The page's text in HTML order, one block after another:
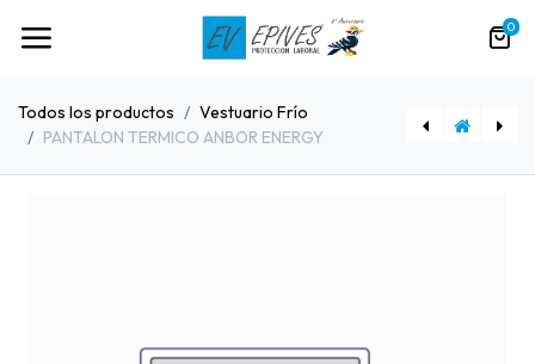
0
Todos los productos
Vestuario Frío
PANTALON TERMICO ANBOR ENERGY